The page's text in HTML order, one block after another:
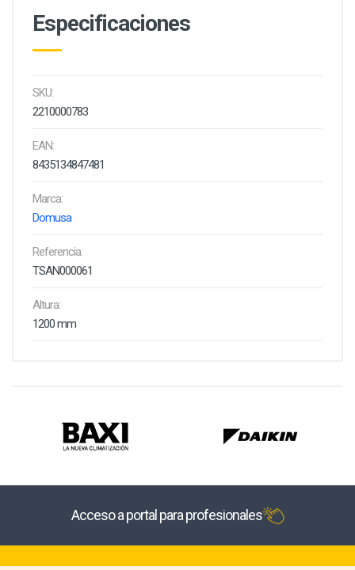
Especificaciones
SKU:
2210000783
EAN:
8435134847481
Marca:
Domusa
Referencia:
TSAN000061
Altura:
1200 mm
Acceso a portal para profesionales